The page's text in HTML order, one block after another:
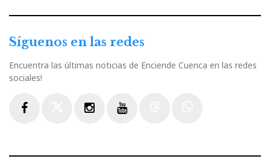
Síguenos en las redes
Encuentra las últimas noticias de Enciende Cuenca en las redes
sociales!